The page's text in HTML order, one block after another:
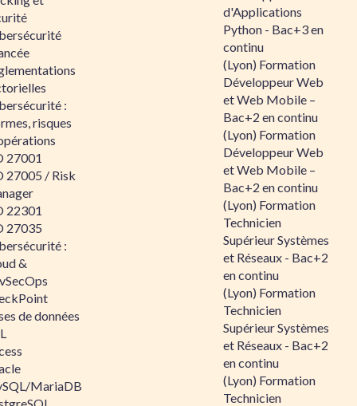
:
risques
27001
27005 / Risk
22301
27035
:
&
de données
MariaDB
d'Applications
Python - Bac+3 en
continu
(Lyon) Formation
Développeur Web
et Web Mobile –
Bac+2 en continu
(Lyon) Formation
Développeur Web
et Web Mobile –
Bac+2 en continu
(Lyon) Formation
Technicien
Supérieur Systèmes
et Réseaux - Bac+2
en continu
(Lyon) Formation
Technicien
Supérieur Systèmes
et Réseaux - Bac+2
en continu
(Lyon) Formation
Technicien